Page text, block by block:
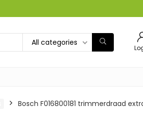
All categories
Bosch F016800181 trimmerdraad